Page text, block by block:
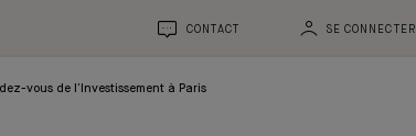
CONTACT SE CONNECTER
vous de l’Investissement à Paris